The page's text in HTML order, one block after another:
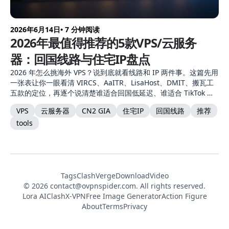
2026年6月14日• 7 分钟阅读
2026年最值得推荐的5款VPS/云服务
器：回国线路与住宅IP盘点
2026 年怎么挑海外 VPS？说到底就看线路和 IP 两件事。这篇先用
一张表让你一眼看清 VIRCS、AaITR、LisaHost、DMIT、搬瓦工
五款的定位，再逐个说清楚谁适合回国低延迟、谁适合 TikTok 电
商的住宅 IP、各自的坑在哪。
VPS 云服务器 CN2 GIA 住宅IP 回国线路
推荐
tools
TagsClashVergeDownloadVideo
© 2026 contact@ovpnspider.com. All rights reserved.
Lora AIClashX-VPNFree Image GeneratorAction Figure
AboutTermsPrivacy